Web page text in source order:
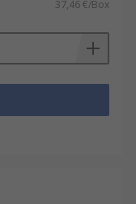
37,46 €/Box